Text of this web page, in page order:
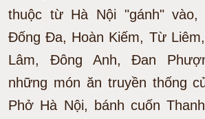
thuộc từ Hà Nội "gánh"
Ðống Ða, Hoàn Kiếm, Từ
Lâm, Ðông Anh, Ðan
những món ăn truyền thống
Phở Hà Nội, bánh cuốn